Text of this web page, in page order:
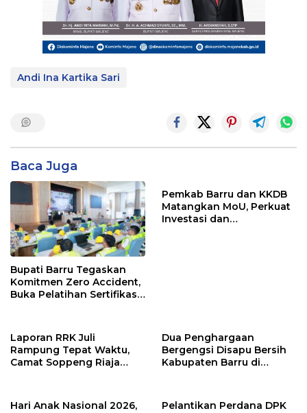
Andi Ina Kartika Sari
Baca Juga
Bupati Barru Tegaskan
Komitmen Zero Accident,
Buka Pelatihan Sertifikasi
Pemkab Barru dan KKDB
Matangkan MoU, Perkuat
Investasi dan
Laporan RRK Juli
Rampung Tepat Waktu,
Camat Soppeng Riaja
Dua Penghargaan
Bergengsi Disapu Bersih
Kabupaten Barru di
Hari Anak Nasional 2026,
Pelantikan Perdana DPK